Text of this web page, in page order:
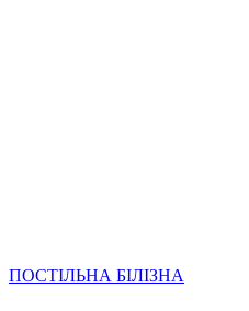
ПОСТІЛЬНА БІЛІЗНА